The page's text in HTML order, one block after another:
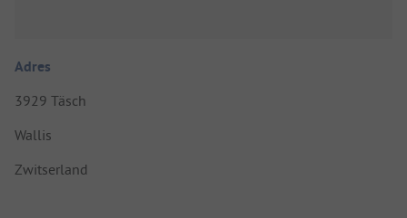
Adres
3929 Täsch
Wallis
Zwitserland